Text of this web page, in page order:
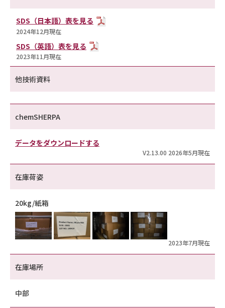
SDS（日本語）表を見る
2024年12月現在
SDS（英語）表を見る
2023年11月現在
他技術資料
chemSHERPA
データをダウンロードする
V2.13.00 2026年5月現在
在庫荷姿
20kg/紙箱
2023年7月現在
在庫場所
中部